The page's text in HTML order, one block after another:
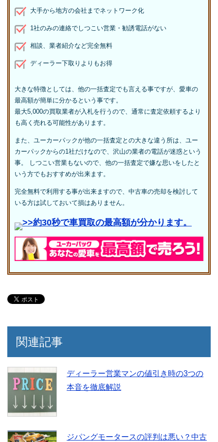
大手から地方の会社までネットワーク化
1社のみの連絡でしつこい営業・勧誘電話がない
相談、業者紹介など完全無料
ディーラー下取りよりもお得
大きな特徴としては、他の一括査定でも言える事ですが、愛車の
最高額が簡単に分かるという事です。
最大5,000の買取業者が入札を行うので、通常に査定依頼するより
も高く売れる可能性があります。
また、ユーカーパックが他の一括査定との大きな違う所は、ユー
カーパックからの1社だけなので、沢山の業者の電話が迷惑という
事。 しつこい営業もないので、他の一括査定で嫌な思いをしたと
いう方でもおすすめが出来ます。
完全無料で利用する事が出来ますので、中古車の売却を検討して
いる方は試しておいて損はありません。
>>約30秒で車買取の最高額が分かります。
関連記事
ディーラー営業マンの値引き時の3つの
本音を徹底解説
ジパングモータースの評判は悪い？中古